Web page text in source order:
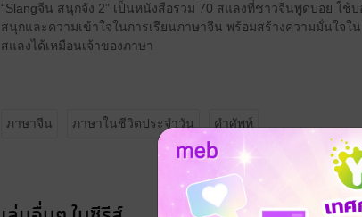
“Slangจีน สนุกจัง 2” เป็นหนังสือรวม 70 สแลงที่ชาวจีนพูดบ่อย ใ
สนุกและความเข้าใจในการเรียนภาษาจีน พร้อมสร้างความมั่นใจ
สแลงได้เหมือนเจ้าของภาษา
ภาษาจีน ภาษาในชีวิตประจำวัน คำศัพท์